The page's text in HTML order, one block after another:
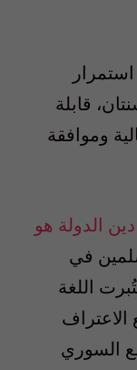
قابلة
وموافقة
دين الدولة هو
في
اللغة
الاعتراف
السوري